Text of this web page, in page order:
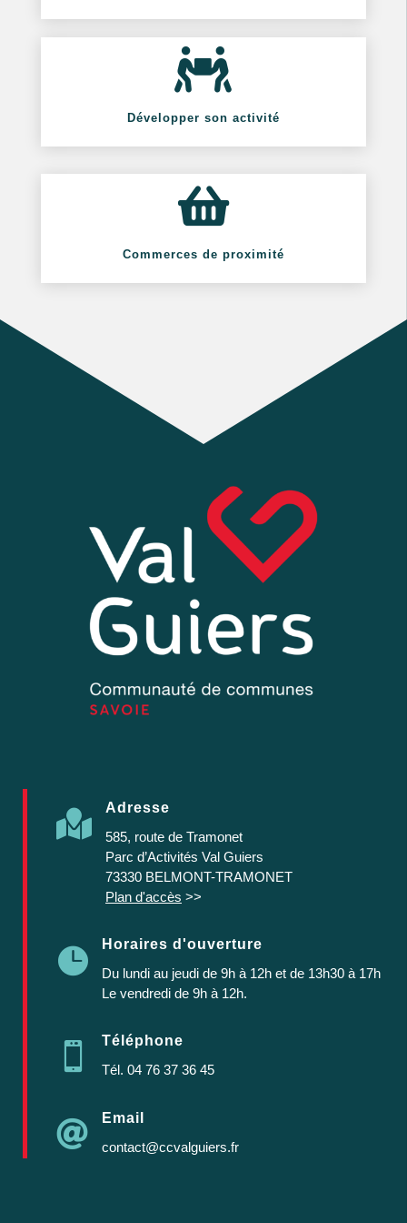

Développer son activité

Commerces de proximité

Adresse
585, route de Tramonet
Parc d’Activités Val Guiers
73330 BELMONT-TRAMONET
Plan d'accès >>

Horaires d'ouverture
Du lundi au jeudi de 9h à 12h et de 13h30 à 17h
Le vendredi de 9h à 12h.

Téléphone
Tél. 04 76 37 36 45

Email
contact@ccvalguiers.fr